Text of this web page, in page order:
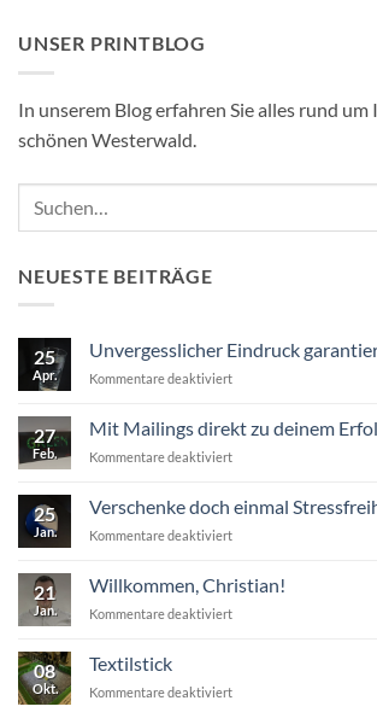
UNSER PRINTBLOG
In unserem Blog erfahren Sie alles rund
schönen Westerwald.
NEUESTE BEITRÄGE
25
Apr.
Unvergesslicher Eindruck
Kommentare deaktiviertfür
garantiert
27
Feb.
Mit Mailings direkt zu deinem
Kommentare deaktiviertfür
direkt
zu
Erfolg!
25
Jan.
Verschenke doch einmal
Kommentare deaktiviertfür
einmal
Stressfreiheit
21
Jan.
Willkommen, Christian!
Kommentare deaktiviertfür
08
Okt.
Textilstick
Kommentare deaktiviertfür